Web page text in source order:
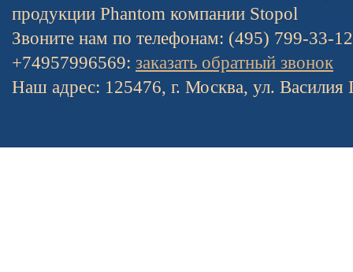
продукции Phantom компании Stopol
Звоните нам по телефонам: (495) 799-33-
+74957996569: заказать обратный звонок
Наш адрес: 125476, г. Москва, ул. Василия